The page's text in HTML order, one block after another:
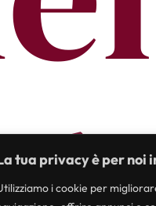
tua privacy è per noi
i cookie per